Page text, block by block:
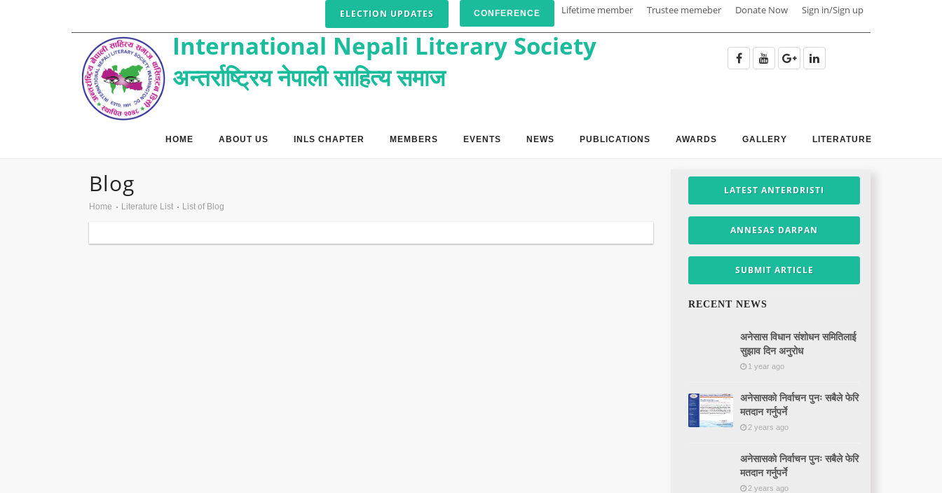
ELECTION UPDATES CONFERENCE Lifetime member Trustee memeber Donate Now Sign in/Sign up
International Nepali Literary Society
अन्तर्राष्ट्रिय नेपाली साहित्य समाज
HOME ABOUT US INLS CHAPTER MEMBERS EVENTS NEWS PUBLICATIONS AWARDS GALLERY LITERATURE
Blog
Home Literature List List of Blog
LATEST ANTERDRISTI
ANNESAS DARPAN
SUBMIT ARTICLE
RECENT NEWS
अनेसास विधान संशोधन समितिलाई
सुझाव दिन अनुरोध
1 year ago
अनेसासको निर्वाचन पुनः सबैले फेरि
मतदान गर्नुपर्ने
2 years ago
अनेसासको निर्वाचन पुनः सबैले फेरि
मतदान गर्नुपर्ने
2 years ago